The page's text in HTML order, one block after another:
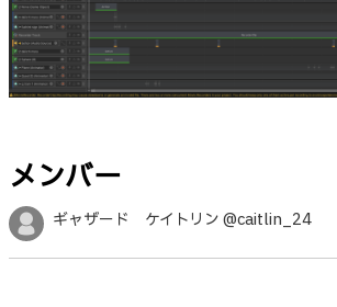
メンバー
ギャザード ケイトリン @caitlin_24